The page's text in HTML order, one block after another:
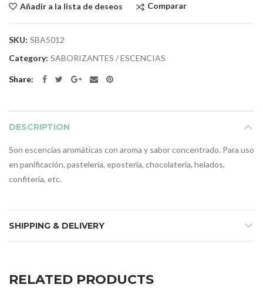
Añadir a la lista de deseos Comparar
SKU: SBA5012
Category: SABORIZANTES / ESCENCIAS
Share
DESCRIPTION
Son escencias aromáticas con aroma y sabor concentrado. Para uso
en panificación, pasteleria, eposteria, chocolateria, helados,
confiteria, etc.
SHIPPING & DELIVERY
RELATED PRODUCTS